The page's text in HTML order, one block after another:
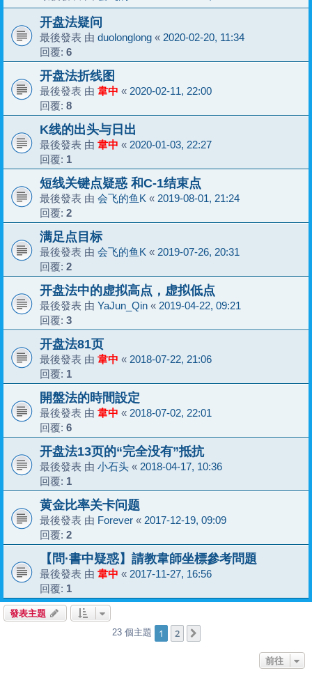
开盘法疑问
最後發表 由 duolonglong « 2020-02-20, 11:34
回覆: 6
开盘法折线图
最後發表 由 韋中 « 2020-02-11, 22:00
回覆: 8
K线的出头与日出
最後發表 由 韋中 « 2020-01-03, 22:27
回覆: 1
短线关键点疑惑 和C-1结束点
最後發表 由 会飞的鱼K « 2019-08-01, 21:24
回覆: 2
满足点目标
最後發表 由 会飞的鱼K « 2019-07-26, 20:31
回覆: 2
开盘法中的虚拟高点，虚拟低点
最後發表 由 YaJun_Qin « 2019-04-22, 09:21
回覆: 3
开盘法81页
最後發表 由 韋中 « 2018-07-22, 21:06
回覆: 1
開盤法的時間設定
最後發表 由 韋中 « 2018-07-02, 22:01
回覆: 6
开盘法13页的“完全没有”抵抗
最後發表 由 小石头 « 2018-04-17, 10:36
回覆: 1
黄金比率关卡问题
最後發表 由 Forever « 2017-12-19, 09:09
回覆: 2
【問·書中疑惑】請教韋師坐標參考問題
最後發表 由 韋中 « 2017-11-27, 16:56
回覆: 1
發表主題
23 個主題 1 2
前往